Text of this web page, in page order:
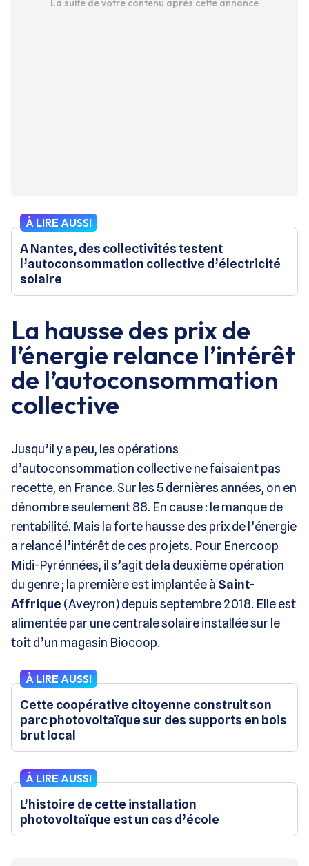
À LIRE AUSSI
A Nantes, des collectivités testent
l’autoconsommation collective d’électricité
solaire
La hausse des prix de
l’énergie relance l’intérêt
de l’autoconsommation
collective
Jusqu’il y a peu, les opérations
d’autoconsommation collective ne faisaient pas
recette, en France. Sur les 5 dernières années, on en
dénombre seulement 88. En cause : le manque de
rentabilité. Mais la forte hausse des prix de l’énergie
a relancé l’intérêt de ces projets. Pour Enercoop
Midi-Pyrénnées, il s’agit de la deuxième opération
du genre ; la première est implantée à Saint-
Affrique (Aveyron) depuis septembre 2018. Elle est
alimentée par une centrale solaire installée sur le
toit d’un magasin Biocoop.
À LIRE AUSSI
Cette coopérative citoyenne construit son
parc photovoltaïque sur des supports en bois
brut local
À LIRE AUSSI
L’histoire de cette installation
photovoltaïque est un cas d’école